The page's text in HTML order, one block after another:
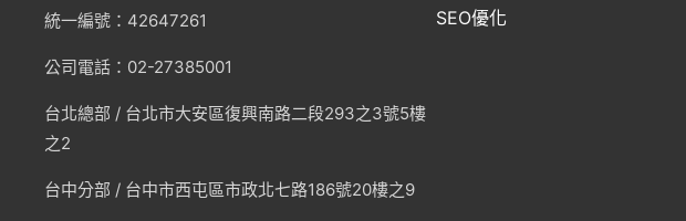
統一編號：42647261
公司電話：02-27385001
台北總部 / 台北市大安區復興南路二段293之3號5樓
之2
台中分部 / 台中市西屯區市政北七路186號20樓之9
SEO優化